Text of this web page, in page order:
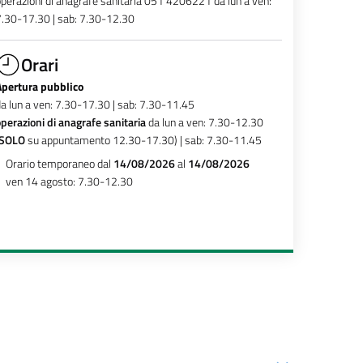
17.30 | sab: 7.30-12.30
Orari
pubblico
lun a ven: 7.30-17.30 | sab: 7.30-11.45
di anagrafe sanitariada lun a ven: 7.30-12.30
su appuntamento 12.30-17.30) | sab: 7.30-11.45
Orario temporaneo dal 14/08/2026al 14/08/2026
ven 14 agosto: 7.30-12.30